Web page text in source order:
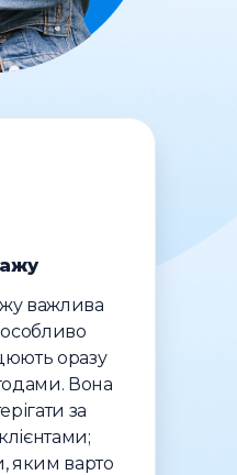
важлива
оразу
Вона
за
яким варто